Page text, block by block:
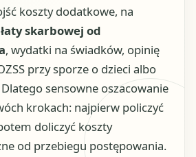
koszty dodatkowe, na
skarbowej od
, wydatki na świadków, opinię
przy sporze o dzieci albo
sensowne oszacowanie
krokach: najpierw policzyć
doliczyć koszty
od przebiegu postępowania.